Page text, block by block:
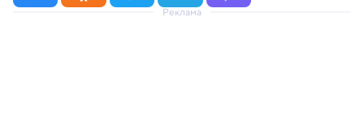
Реклама